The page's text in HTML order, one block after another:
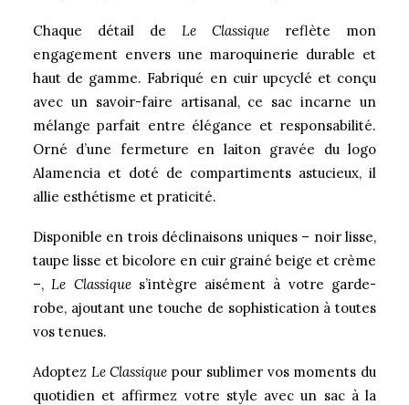
Chaque détail de Le Classique reflète mon
engagement envers une maroquinerie durable et
haut de gamme. Fabriqué en cuir upcyclé et conçu
avec un savoir-faire artisanal, ce sac incarne un
mélange parfait entre élégance et responsabilité.
Orné d’une fermeture en laiton gravée du logo
Alamencia et doté de compartiments astucieux, il
allie esthétisme et praticité.
Disponible en trois déclinaisons uniques – noir lisse,
taupe lisse et bicolore en cuir grainé beige et crème
–,Le Classique s’intègre aisément à votre garde-
robe, ajoutant une touche de sophistication à toutes
vos tenues.
Adoptez Le Classique pour sublimer vos moments du
quotidien et affirmez votre style avec un sac à la